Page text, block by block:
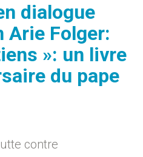
dialogue
Arie Folger:
»: un livre
du pape
contre